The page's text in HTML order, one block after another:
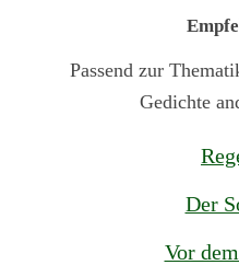
Passend zur
Gedichte
Der
Vor